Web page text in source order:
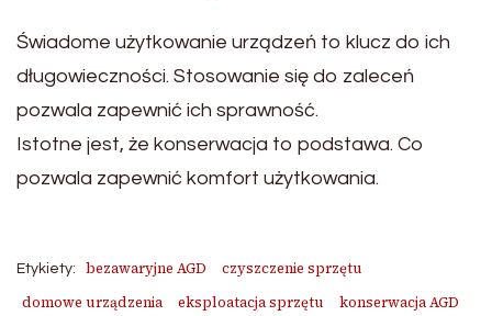
Świadome użytkowanie urządzeń to klucz do ich
długowieczności. Stosowanie się do zaleceń
pozwala zapewnić ich sprawność.
Istotne jest, że konserwacja to podstawa. Co
pozwala zapewnić komfort użytkowania.
Etykiety: bezawaryjne AGD
czyszczenie sprzętu
domowe urządzenia
eksploatacja sprzętu
konserwacja AGD